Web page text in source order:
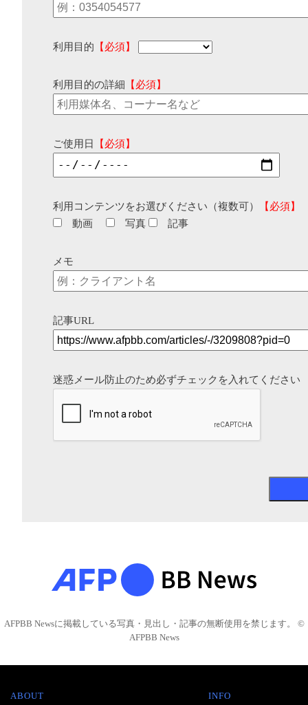
利用目的 【必須】
利用目的の詳細 【必須】
ご使用日 【必須】
利用コンテンツをお選びください（複数可）
【必須】
動画
写真 記事
メモ
記事URL
迷惑メール防止のため必ずチェックを入れてください
AFPBB Newsに掲載している写真・見出し・記事の無断使用を禁じます。 ©
AFPBB News
ABOUT INFO